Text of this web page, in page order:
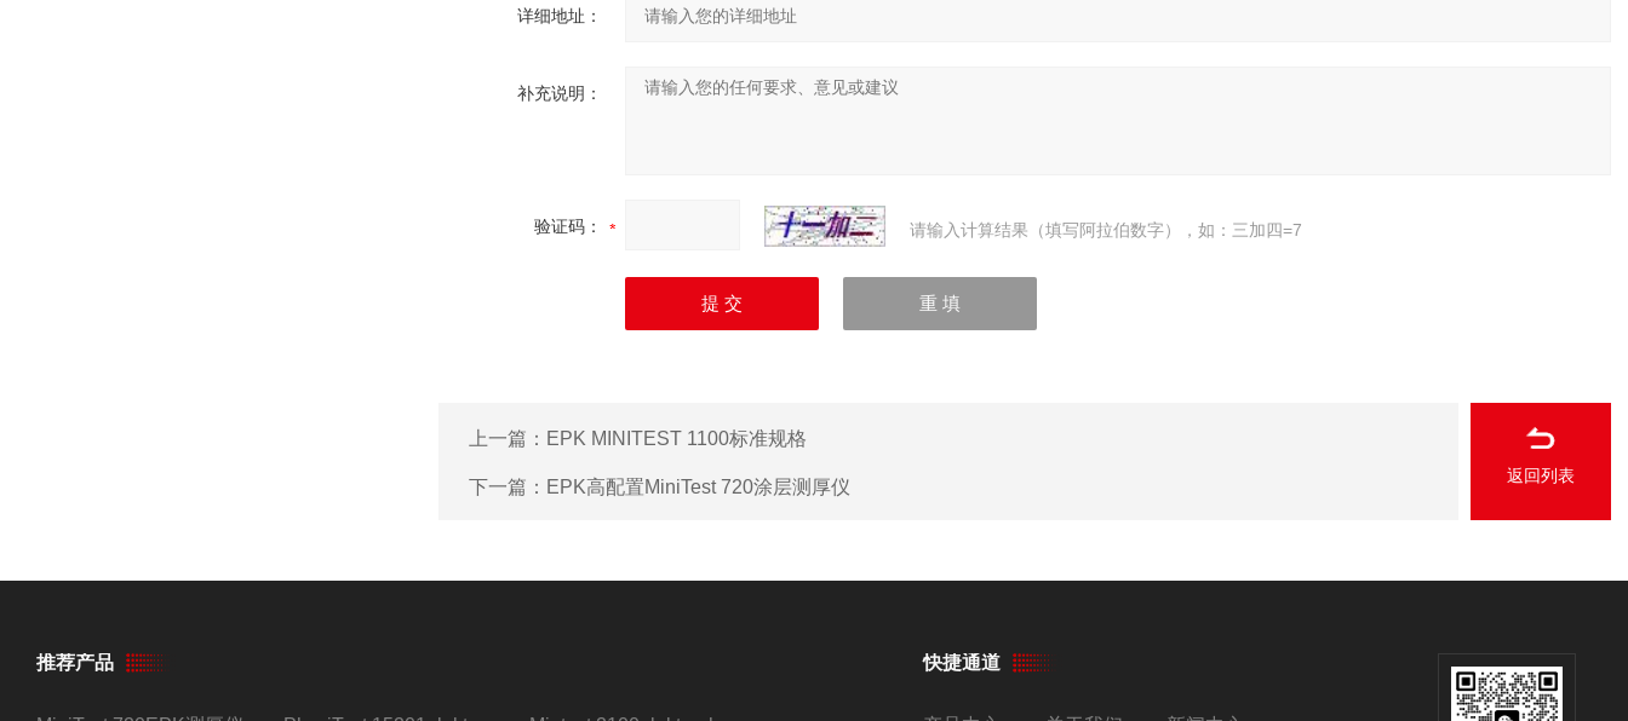
详细地址：
补充说明：
验证码： 请输入计算结果（填写阿拉伯数字），如：三加四=7
上一篇： EPK MINITEST 1100标准规格
下一篇： EPK高配置MiniTest 720涂层测厚仪
返回列表
推荐产品 快捷通道